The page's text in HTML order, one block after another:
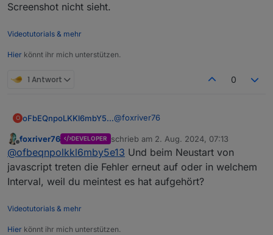
Screenshot nicht sieht.
Videotutorials & mehr
Hier könnt ihr mich unterstützen.
1 Antwort 0
O oFbEQnpoLKKl6mbY5e13@foxriver76
Bleiben wir ruhig bei dem genannten
Beispiel.
Alias:
Offline
foxriver76 DEVELOPER schrieb am 2. Aug. 2024, 07:13
zuletzt editiert von
@ofbeqnpolkkl6mby5e13 Und beim Neustart von
javascript treten die Fehler erneut auf oder in welchem
Interval, weil du meintest es hat aufgehört?
Videotutorials & mehr
Hier könnt ihr mich unterstützen.